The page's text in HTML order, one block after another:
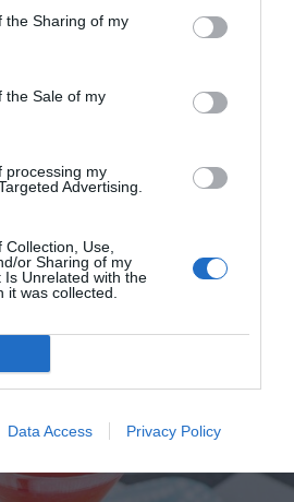
the Sharing of my
the Sale of my
processing my
Advertising.
Use,
or Sharing of my
Is Unrelated with the
it was collected.
Data Access Privacy Policy
rabarbercocktail eller bål
med citron och kanelstång...